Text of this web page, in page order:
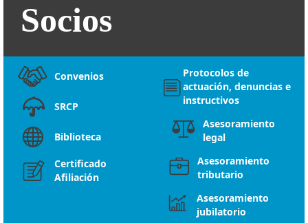
Socios
Convenios
SRCP
Biblioteca
Certificado
Afiliación
Protocolos de
actuación, denuncias e
instructivos
Asesoramiento
legal
Asesoramiento
tributario
Asesoramiento
jubilatorio